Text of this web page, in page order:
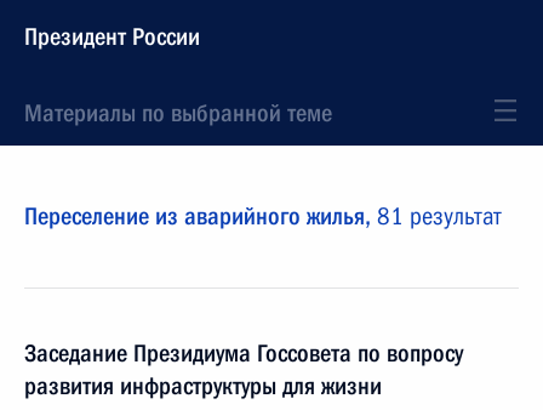
Президент России
Материалы по выбранной теме
Переселение из аварийного жилья, 81 результат
Заседание Президиума Госсовета по вопросу
развития инфраструктуры для жизни